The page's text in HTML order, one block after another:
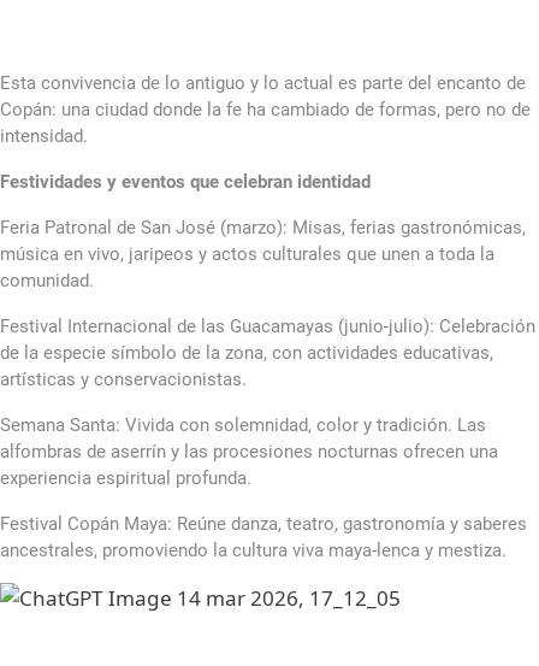
Esta convivencia de lo antiguo y lo actual es parte del encanto de
Copán: una ciudad donde la fe ha cambiado de formas, pero no de
intensidad.
Festividades y eventos que celebran identidad
Feria Patronal de San José (marzo): Misas, ferias gastronómicas,
música en vivo, jaripeos y actos culturales que unen a toda la
comunidad.
Festival Internacional de las Guacamayas (junio-julio): Celebración
de la especie símbolo de la zona, con actividades educativas,
artísticas y conservacionistas.
Semana Santa: Vivida con solemnidad, color y tradición. Las
alfombras de aserrín y las procesiones nocturnas ofrecen una
experiencia espiritual profunda.
Festival Copán Maya: Reúne danza, teatro, gastronomía y saberes
ancestrales, promoviendo la cultura viva maya-lenca y mestiza.